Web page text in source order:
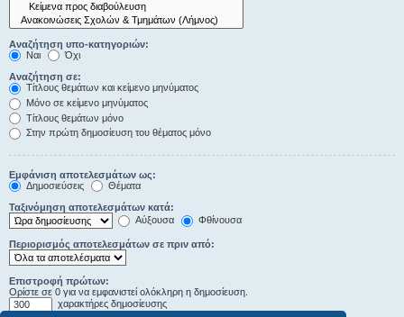
Αναζήτηση υπο-κατηγοριών:
Ναι
Όχι
Αναζήτηση σε:
Τίτλους θεμάτων και κείμενο μηνύματος
Μόνο σε κείμενο μηνύματος
Τίτλους θεμάτων μόνο
Στην πρώτη δημοσίευση του θέματος μόνο
Εμφάνιση αποτελεσμάτων ως:
Δημοσιεύσεις
Θέματα
Ταξινόμηση αποτελεσμάτων κατά:
Αύξουσα
Φθίνουσα
Περιορισμός αποτελεσμάτων σε πριν από:
Επιστροφή πρώτων:
Ορίστε σε 0 για να εμφανιστεί ολόκληρη η δημοσίευση.
χαρακτήρες δημοσίευσης